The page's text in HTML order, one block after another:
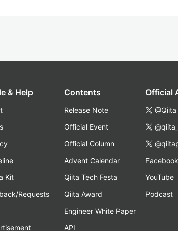
& Help
Kit
Requests
Contents
Release Note
Official Event
Official Column
Advent Calendar
Qiita Tech Festa
Qiita Award
Engineer White Paper
API
Official
@Qiita
Facebook
YouTube
Podcast